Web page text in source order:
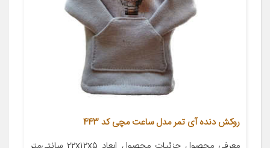
روکش دنده آی تمر مدل ساعت مچی کد 443